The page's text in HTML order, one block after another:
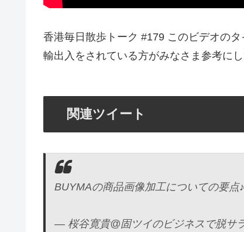
香港毎日散歩トーク #179 このビデオの
輸出入をされている方がみなさま参考に
関連ツイート
BUYMAの商品画像加工についての要点♪
— 桜谷寛貴@固ツイのビジネスで脱サ